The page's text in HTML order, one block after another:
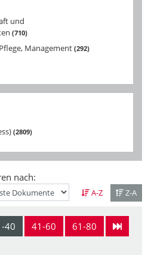
und
710
Management 292
2809
nach:
A-Z Z-A
40 41-60
61-80